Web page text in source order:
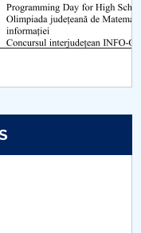
– Centrul